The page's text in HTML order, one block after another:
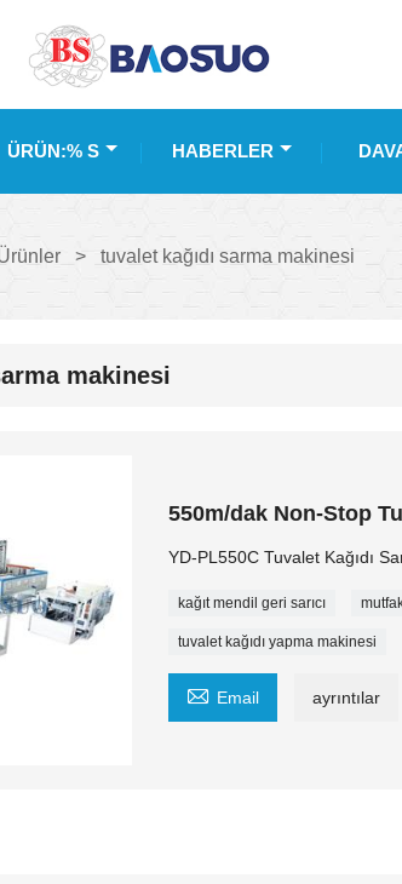
ÜRÜN:% S HABERLER
> tuvalet kağıdı sarma makinesi
makinesi
550m/dak Non-Stop
YD-PL550C Tuvalet Kağıdı
kağıt mendil geri sarıcı
tuvalet kağıdı yapma makinesi
 Email ayrıntılar